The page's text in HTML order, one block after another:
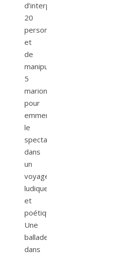
d’interpréter
20
personnages
et
de
manipuler
5
marionnettes
pour
emmener
le
spectateur
dans
un
voyage
ludique
et
poétique.
Une
ballade
dans